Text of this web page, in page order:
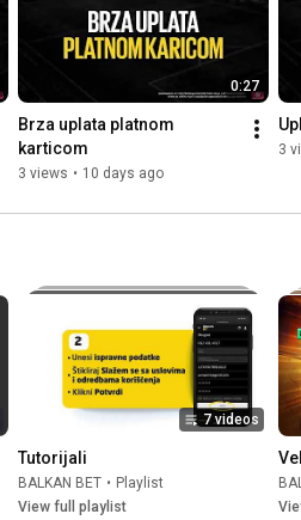
0:27
Brza uplata platnom
karticom
3 views • 10 days ago
3
7 videos
Tutorijali
BALKAN BET • Playlist
View full playlist